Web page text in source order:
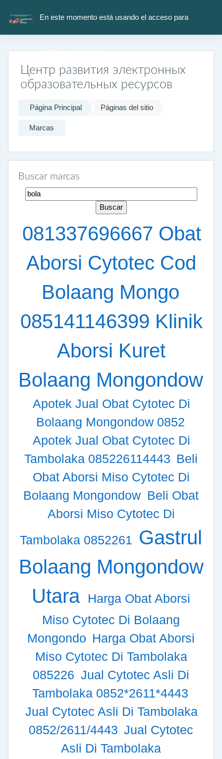
En este momento está usando el acceso para
invitados (Acceder)
Центр развития электронных
образовательных ресурсов
Página Principal Páginas del sitio
Marcas
Buscar marcas
Buscar marcas
081337696667 Obat
Aborsi Cytotec Cod
Bolaang Mongo
085141146399 Klinik
Aborsi Kuret
Bolaang Mongondow
Apotek Jual Obat Cytotec Di
Bolaang Mongondow 0852
Apotek Jual Obat Cytotec Di
Tambolaka 085226114443 Beli
Obat Aborsi Miso Cytotec Di
Bolaang Mongondow Beli Obat
Aborsi Miso Cytotec Di
Tambolaka 0852261 Gastrul
Bolaang Mongondow
Utara
Harga Obat Aborsi
Miso Cytotec Di Bolaang
Mongondo Harga Obat Aborsi
Miso Cytotec Di Tambolaka
085226 Jual Cytotec Asli Di
Tambolaka 0852*2611*4443
Jual Cytotec Asli Di Tambolaka
0852/2611/4443 Jual Cytotec
Asli Di Tambolaka